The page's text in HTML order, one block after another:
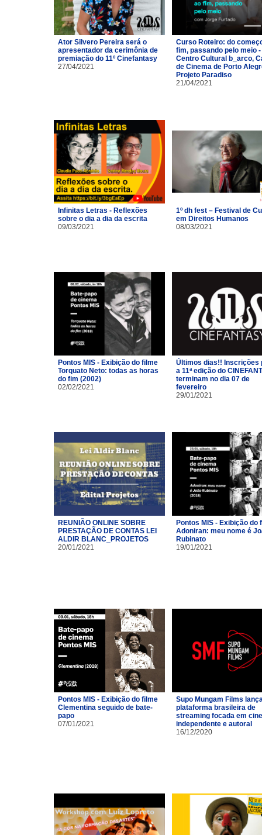
Ator Silvero Pereira será o
apresentador da cerimônia de
premiação do 11º Cinefantasy
27/04/2021
Curso Roteiro: do
fim, passando pelo meio -
Centro Cultural b_arco,
de Cinema de Porto
Projeto Paradiso
21/04/2021
Infinitas Letras - Reflexões
sobre o dia a dia da escrita
09/03/2021
1º dh fest – Festival de
em Direitos Humanos
08/03/2021
Pontos MIS - Exibição do filme
Torquato Neto: todas as horas
do fim (2002)
02/02/2021
Últimos dias!! Inscrições
a 11ª edição do
terminam no dia 07 de
fevereiro
29/01/2021
REUNIÃO ONLINE SOBRE
PRESTAÇÃO DE CONTAS LEI
ALDIR BLANC_PROJETOS
20/01/2021
Pontos MIS - Exibição do
Adoniran: meu nome é
Rubinato
19/01/2021
Pontos MIS - Exibição do filme
Clementina seguido de bate-
papo
07/01/2021
Supo Mungam Films
plataforma brasileira de
streaming focada em
independente e autoral
16/12/2020